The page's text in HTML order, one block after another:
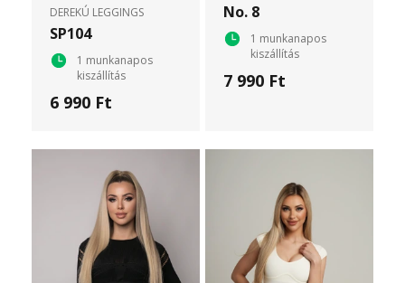
DEREKÚ LEGGINGS
SP104
1 munkanapos
kiszállítás
6 990 Ft
No. 8
1 munkanapos
kiszállítás
7 990 Ft